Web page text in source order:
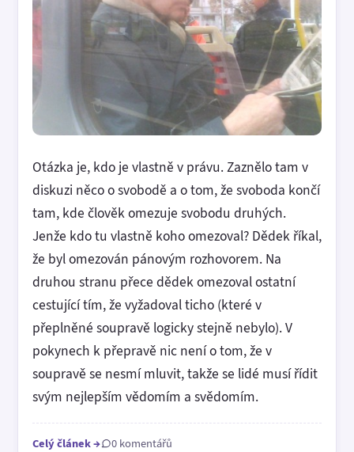
Otázka je, kdo je vlastně v právu. Zaznělo tam v
diskuzi něco o svobodě a o tom, že svoboda končí
tam, kde člověk omezuje svobodu druhých.
Jenže kdo tu vlastně koho omezoval? Dědek říkal,
že byl omezován pánovým rozhovorem. Na
druhou stranu přece dědek omezoval ostatní
cestující tím, že vyžadoval ticho (které v
přeplněné soupravě logicky stejně nebylo). V
pokynech k přepravě nic není o tom, že v
soupravě se nesmí mluvit, takže se lidé musí řídit
svým nejlepším vědomím a svědomím.
Celý článek→ 0 komentářů